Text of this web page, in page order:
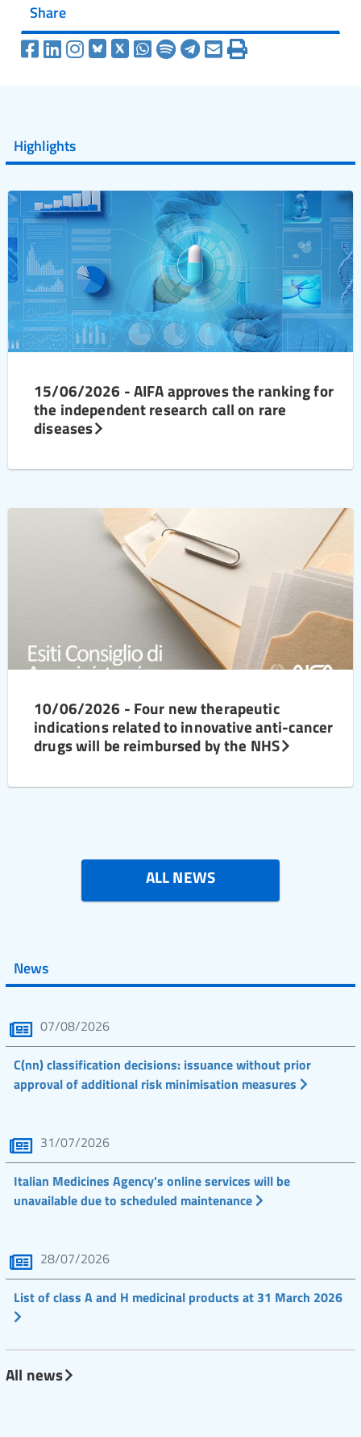
Share
Highlights
15/06/2026 - AIFA approves the ranking for
the independent research call on rare
diseases
10/06/2026 - Four new therapeutic
indications related to innovative anti-cancer
drugs will be reimbursed by the NHS
ALL NEWS
News
07/08/2026
C(nn) classification decisions: issuance without prior
approval of additional risk minimisation measures
31/07/2026
Italian Medicines Agency's online services will be
unavailable due to scheduled maintenance
28/07/2026
List of class A and H medicinal products at 31 March 2026
All news